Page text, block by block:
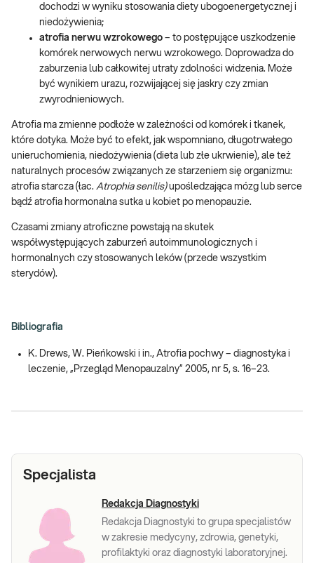
dochodzi w wyniku stosowania diety ubogoenergetycznej i
niedożywienia;
atrofia nerwu wzrokowego – to postępujące uszkodzenie
komórek nerwowych nerwu wzrokowego. Doprowadza do
zaburzenia lub całkowitej utraty zdolności widzenia. Może
być wynikiem urazu, rozwijającej się jaskry czy zmian
zwyrodnieniowych.
Atrofia ma zmienne podłoże w zależności od komórek i tkanek,
które dotyka. Może być to efekt, jak wspomniano, długotrwałego
unieruchomienia, niedożywienia (dieta lub złe ukrwienie), ale też
naturalnych procesów związanych ze starzeniem się organizmu:
atrofia starcza (łac. Atrophia senilis)upośledzająca mózg lub serce
bądź atrofia hormonalna sutka u kobiet po menopauzie.
Czasami zmiany atroficzne powstają na skutek
współwystępujących zaburzeń autoimmunologicznych i
hormonalnych czy stosowanych leków (przede wszystkim
sterydów).
Bibliografia
K. Drews, W. Pieńkowski i in., Atrofia pochwy – diagnostyka i
leczenie, „Przegląd Menopauzalny” 2005, nr 5, s. 16–23.
Specjalista
Redakcja Diagnostyki
Redakcja Diagnostyki to grupa specjalistów
w zakresie medycyny, zdrowia, genetyki,
profilaktyki oraz diagnostyki laboratoryjnej.